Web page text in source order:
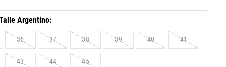
36 37 38 39 40 41
43 44 45